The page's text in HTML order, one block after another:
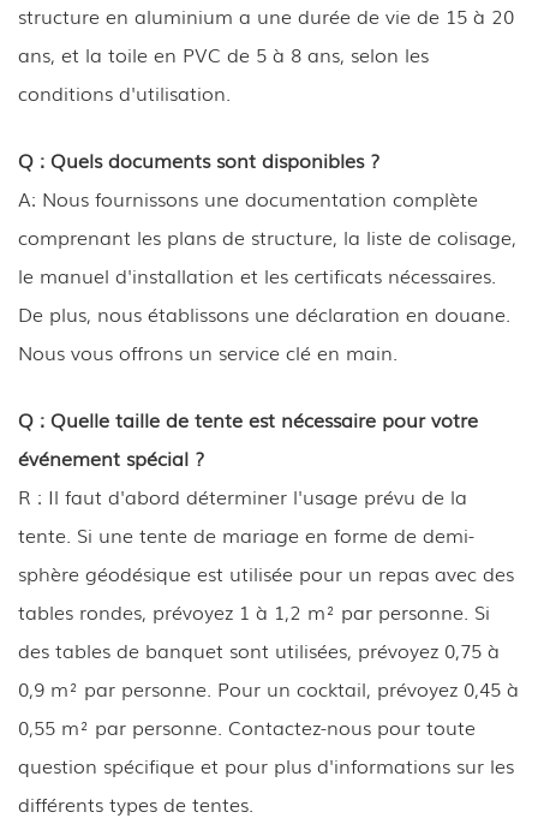
structure en aluminium a une durée de vie de 15 à 20
ans, et la toile en PVC de 5 à 8 ans, selon les
conditions d'utilisation.
Q : Quels documents sont disponibles ?
A: Nous fournissons une documentation complète
comprenant les plans de structure, la liste de colisage,
le manuel d'installation et les certificats nécessaires.
De plus, nous établissons une déclaration en douane.
Nous vous offrons un service clé en main.
Q : Quelle taille de tente est nécessaire pour votre
événement spécial ?
R : Il faut d'abord déterminer l'usage prévu de la
tente. Si une tente de mariage en forme de demi-
sphère géodésique est utilisée pour un repas avec des
tables rondes, prévoyez 1 à 1,2 m² par personne. Si
des tables de banquet sont utilisées, prévoyez 0,75 à
0,9 m² par personne. Pour un cocktail, prévoyez 0,45 à
0,55 m² par personne. Contactez-nous pour toute
question spécifique et pour plus d'informations sur les
différents types de tentes.